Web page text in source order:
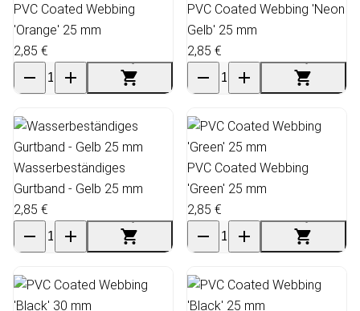
PVC Coated Webbing
'Orange' 25 mm
2,85 €
PVC Coated Webbing 'Neon
Gelb' 25 mm
2,85 €
Wasserbeständiges
Gurtband - Gelb 25 mm
2,85 €
PVC Coated Webbing
'Green' 25 mm
2,85 €